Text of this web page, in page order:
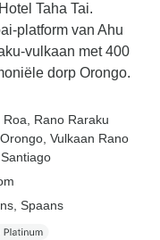
Taha Tai.
platform van Ahu
vulkaan met 400
dorp Orongo.
Roa , Rano Raraku
, Orongo , Vulkaan Rano
, Santiago
Spaans